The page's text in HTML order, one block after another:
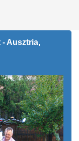
Ausztria,